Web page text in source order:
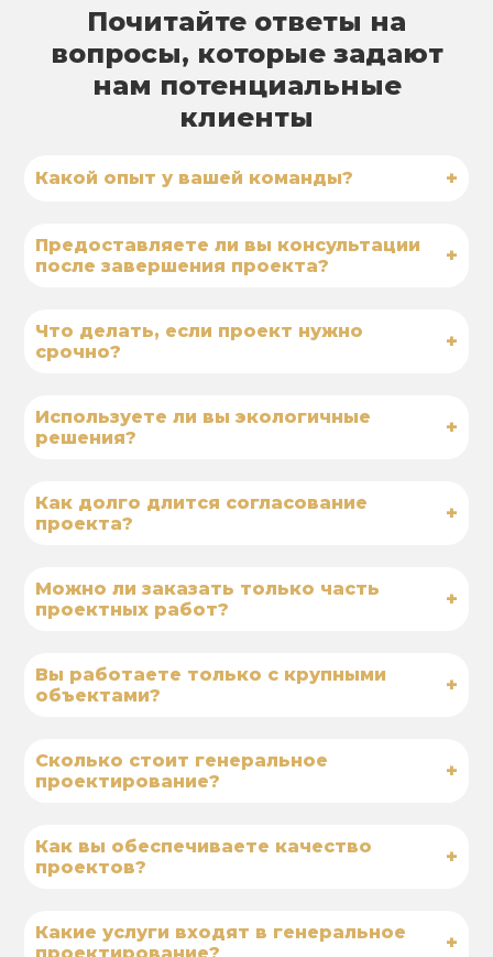
Почитайте ответы на
вопросы, которые задают
нам потенциальные
клиенты
Какой опыт у вашей команды? +
Предоставляете ли вы консультации
после завершения проекта?
+
Что делать, если проект нужно
срочно?
+
Используете ли вы экологичные
решения?
+
Как долго длится согласование
проекта?
+
Можно ли заказать только часть
проектных работ?
+
Вы работаете только с крупными
объектами?
+
Сколько стоит генеральное
проектирование?
+
Как вы обеспечиваете качество
проектов?
+
Какие услуги входят в генеральное
проектирование?
+